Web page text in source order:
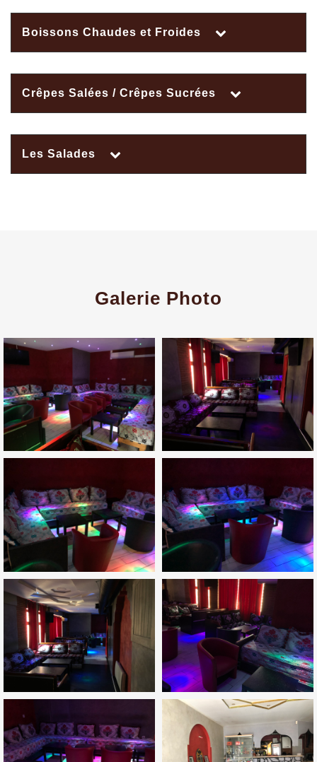
Boissons Chaudes et Froides
Crêpes Salées / Crêpes Sucrées
Les Salades
Galerie Photo